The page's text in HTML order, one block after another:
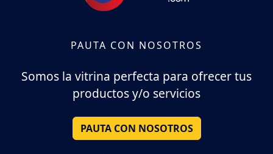
PAUTA CON NOSOTROS
Somos la vitrina perfecta para ofrecer tus
productos y/o servicios
PAUTA CON NOSOTROS